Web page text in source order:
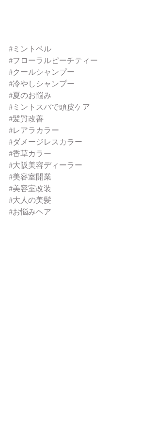
#ミントベル
#フローラルピーチティー
#クールシャンプー
#冷やしシャンプー
#夏のお悩み
#ミントスパで頭皮ケア
#髪質改善
#レアラカラー
#ダメージレスカラー
#香草カラー
#大阪美容ディーラー
#美容室開業
#美容室改装
#大人の美髪
#お悩みヘア